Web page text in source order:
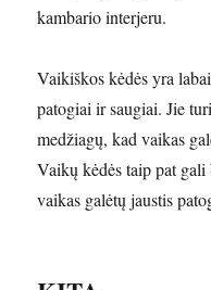
kambario interjeru.
Vaikiškos kėdės yra
patogiai ir saugiai. Jie
medžiagų, kad vaikas
Vaikų kėdės taip pat
vaikas galėtų jaustis